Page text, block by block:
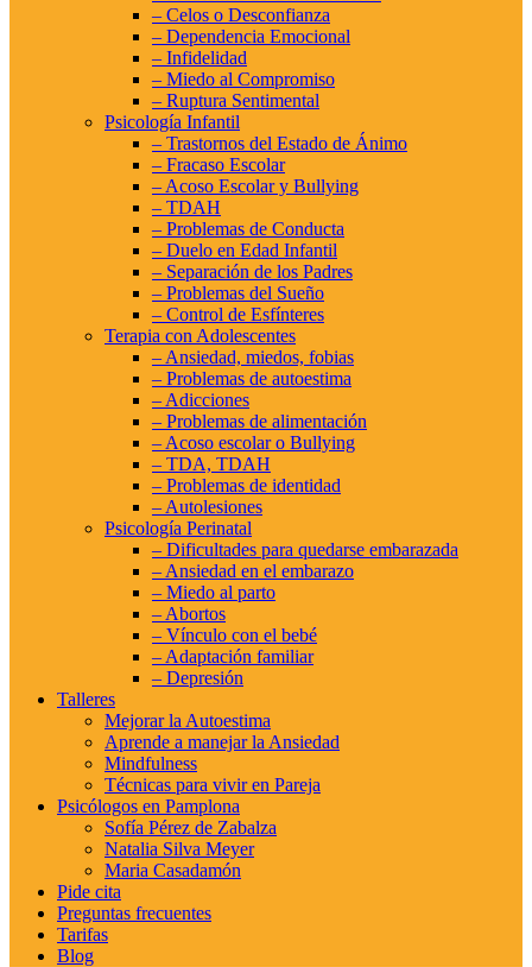
– Celos o Desconfianza
– Dependencia Emocional
– Infidelidad
– Miedo al Compromiso
– Ruptura Sentimental
Psicología Infantil
– Trastornos del Estado de Ánimo
– Fracaso Escolar
– Acoso Escolar y Bullying
– TDAH
– Problemas de Conducta
– Duelo en Edad Infantil
– Separación de los Padres
– Problemas del Sueño
– Control de Esfínteres
Terapia con Adolescentes
– Ansiedad, miedos, fobias
– Problemas de autoestima
– Adicciones
– Problemas de alimentación
– Acoso escolar o Bullying
– TDA, TDAH
– Problemas de identidad
– Autolesiones
Psicología Perinatal
– Dificultades para quedarse embarazada
– Ansiedad en el embarazo
– Miedo al parto
– Abortos
– Vínculo con el bebé
– Adaptación familiar
– Depresión
Talleres
Mejorar la Autoestima
Aprende a manejar la Ansiedad
Mindfulness
Técnicas para vivir en Pareja
Psicólogos en Pamplona
Sofía Pérez de Zabalza
Natalia Silva Meyer
Maria Casadamón
Pide cita
Preguntas frecuentes
Tarifas
Blog